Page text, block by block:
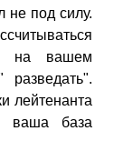
не под силу.
на вашем
лейтенанта
ваша база